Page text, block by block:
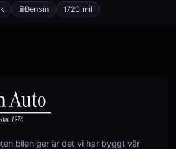
Bensin 1720 mil
bilen ger är det vi har byggt vår